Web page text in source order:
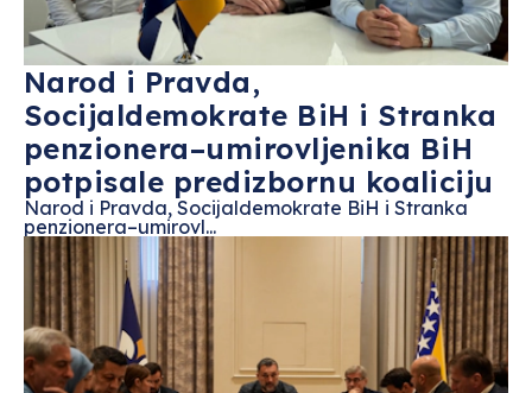
Narod i Pravda,
Socijaldemokrate BiH i Stranka
penzionera–umirovljenika BiH
potpisale predizbornu koaliciju
Narod i Pravda, Socijaldemokrate BiH i Stranka
penzionera–umirovl...